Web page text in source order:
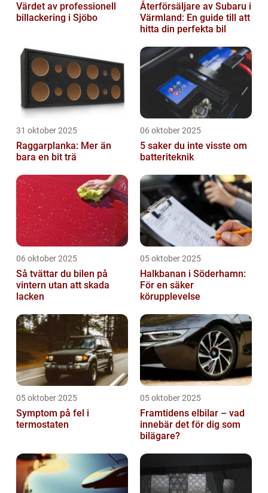
Värdet av professionell
billackering i Sjöbo
Återförsäljare av Subaru i
Värmland: En guide till att
hitta din perfekta bil
31 oktober 2025
Raggarplanka: Mer än
bara en bit trä
06 oktober 2025
5 saker du inte visste om
batteriteknik
06 oktober 2025
Så tvättar du bilen på
vintern utan att skada
lacken
05 oktober 2025
Halkbanan i Söderhamn:
För en säker
körupplevelse
05 oktober 2025
Symptom på fel i
termostaten
05 oktober 2025
Framtidens elbilar – vad
innebär det för dig som
bilägare?